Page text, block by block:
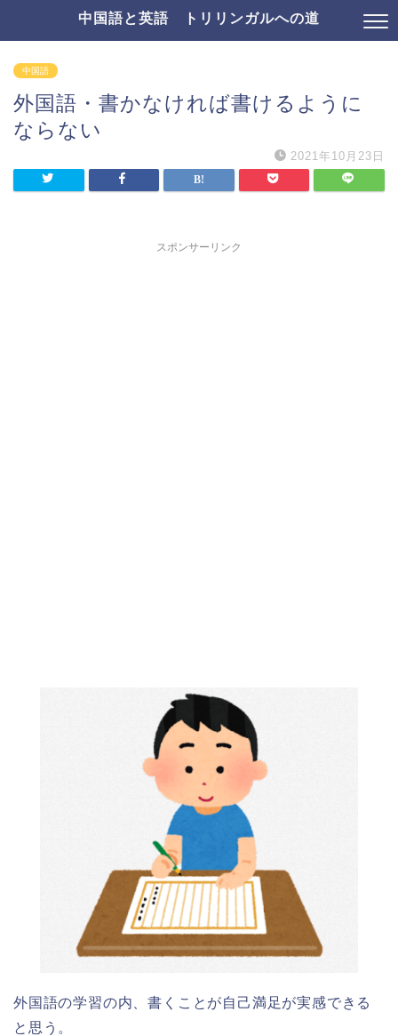
中国語と英語 トリリンガルへの道
中国語
外国語・書かなければ書けるように
ならない
2021年10月23日
スポンサーリンク
外国語の学習の内、書くことが自己満足が実感できる
と思う。